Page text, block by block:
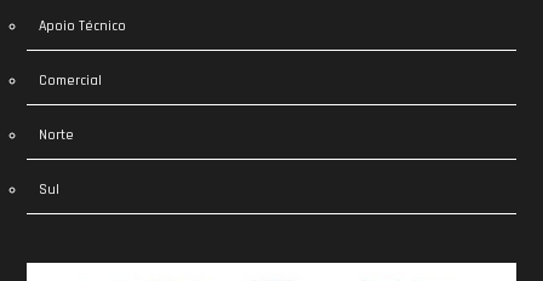
Apoio Técnico
Comercial
Norte
Sul